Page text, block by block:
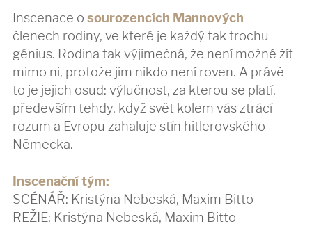
Inscenace osourozencích Mannových -
členech rodiny, ve které je každý tak trochu
génius. Rodina tak výjimečná, že není možné žít
mimo ni, protože jim nikdo není roven. A právě
to je jejich osud: výlučnost, za kterou se platí,
především tehdy, když svět kolem vás ztrácí
rozum a Evropu zahaluje stín hitlerovského
Německa.
Inscenační tým:
SCÉNÁŘ: Kristýna Nebeská, Maxim Bitto
REŽIE: Kristýna Nebeská, Maxim Bitto